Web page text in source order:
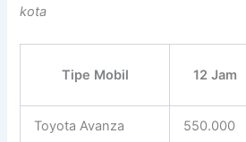
kota
Tipe Mobil 12 Jam
Toyota Avanza 550.000